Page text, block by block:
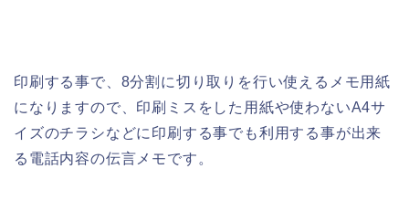
印刷する事で、8分割に切り取りを行い使えるメモ用紙
になりますので、印刷ミスをした用紙や使わないA4サ
イズのチラシなどに印刷する事でも利用する事が出来
る電話内容の伝言メモです。